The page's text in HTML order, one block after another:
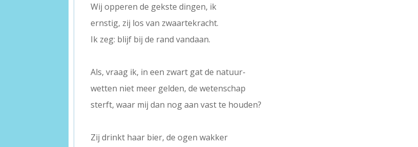
Wij opperen de gekste dingen, ik
ernstig, zij los van zwaartekracht.
Ik zeg: blijf bij de rand vandaan.
Als, vraag ik, in een zwart gat de natuur-
wetten niet meer gelden, de wetenschap
sterft, waar mij dan nog aan vast te houden?
Zij drinkt haar bier, de ogen wakker